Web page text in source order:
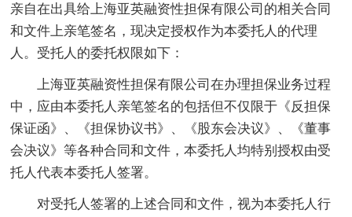
亲自在出具给上海亚英融资性担保有限公司的相关合同
和文件上亲笔签名，现决定授权作为本委托人的代理
人。受托人的委托权限如下：
上海亚英融资性担保有限公司在办理担保业务过程
中，应由本委托人亲笔签名的包括但不仅限于《反担保
保证函》、《担保协议书》、《股东会决议》、《董事
会决议》等各种合同和文件，本委托人均特别授权由受
托人代表本委托人签署。
对受托人签署的上述合同和文件，视为本委托人行